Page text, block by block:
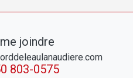
joindre
803-0575